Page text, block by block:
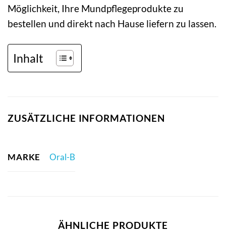
Möglichkeit, Ihre Mundpflegeprodukte zu
bestellen und direkt nach Hause liefern zu lassen.
Inhalt
ZUSÄTZLICHE INFORMATIONEN
MARKE Oral-B
ÄHNLICHE PRODUKTE